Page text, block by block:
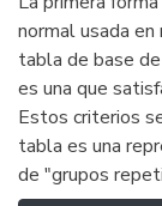
normal usada
tabla de base
es una que
Estos criterios
tabla es una
de "grupos